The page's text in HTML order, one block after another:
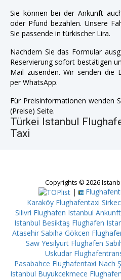
Sie können bei der Ankunft
oder Pfund bezahlen. Unsere
Sie passende in türkischer Lira.
Nachdem Sie das Formular
Reservierung sofort bestätigen
Mail zusenden. Wir senden die
per WhatsApp.
Für Preisinformationen wenden
(Preise) Seite.
Türkei Istanbul
Taxi
Copyrights © 2026
|
Karaköy Flughafentaxi
Silivri Flughafen Istanbul
Istanbul Besiktaş Flughafen
Atasehir Sabiha Gökcen
Saw Yesilyurt Flughafen
Uskudar
Pasabahce Flughafentaxi Nach
Istanbul Buyukcekmece